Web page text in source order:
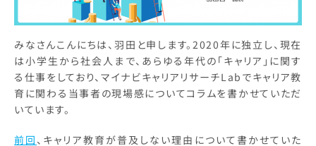
みなさんこんにちは、羽田と申します。2020年に独立し、現在
は小学生から社会人まで、あらゆる年代の「キャリア」に関す
る仕事をしており、マイナビキャリアリサーチLabでキャリア教
育に関わる当事者の現場感についてコラムを書かせていただ
いています。
前回 、キャリア教育が普及しない理由について書かせていた